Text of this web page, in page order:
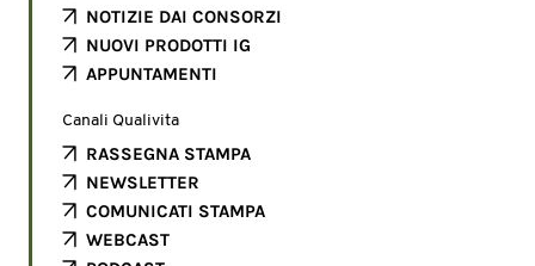
NOTIZIE DAI CONSORZI
NUOVI PRODOTTI IG
APPUNTAMENTI
Canali Qualivita
RASSEGNA STAMPA
NEWSLETTER
COMUNICATI STAMPA
WEBCAST